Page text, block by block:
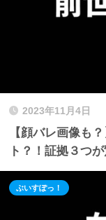
2023年11月4日
【顔バレ画像も
ト？！証拠３つ
ぶいすぽっ！